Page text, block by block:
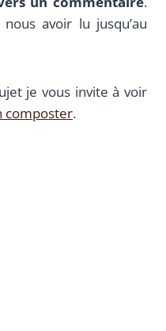
avoir lu jusqu’au
je vous invite à voir
composter.